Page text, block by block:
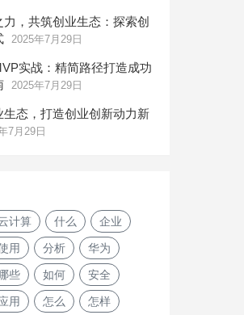
，共筑创业生态：探索创
2025年7月29日
实战：精简路径打造成功
2025年7月29日
生态，打造创业创新动力新
7月29日
计算 什么 企业
用 分析 华为
些 如何 安全
用 怎么 怎样